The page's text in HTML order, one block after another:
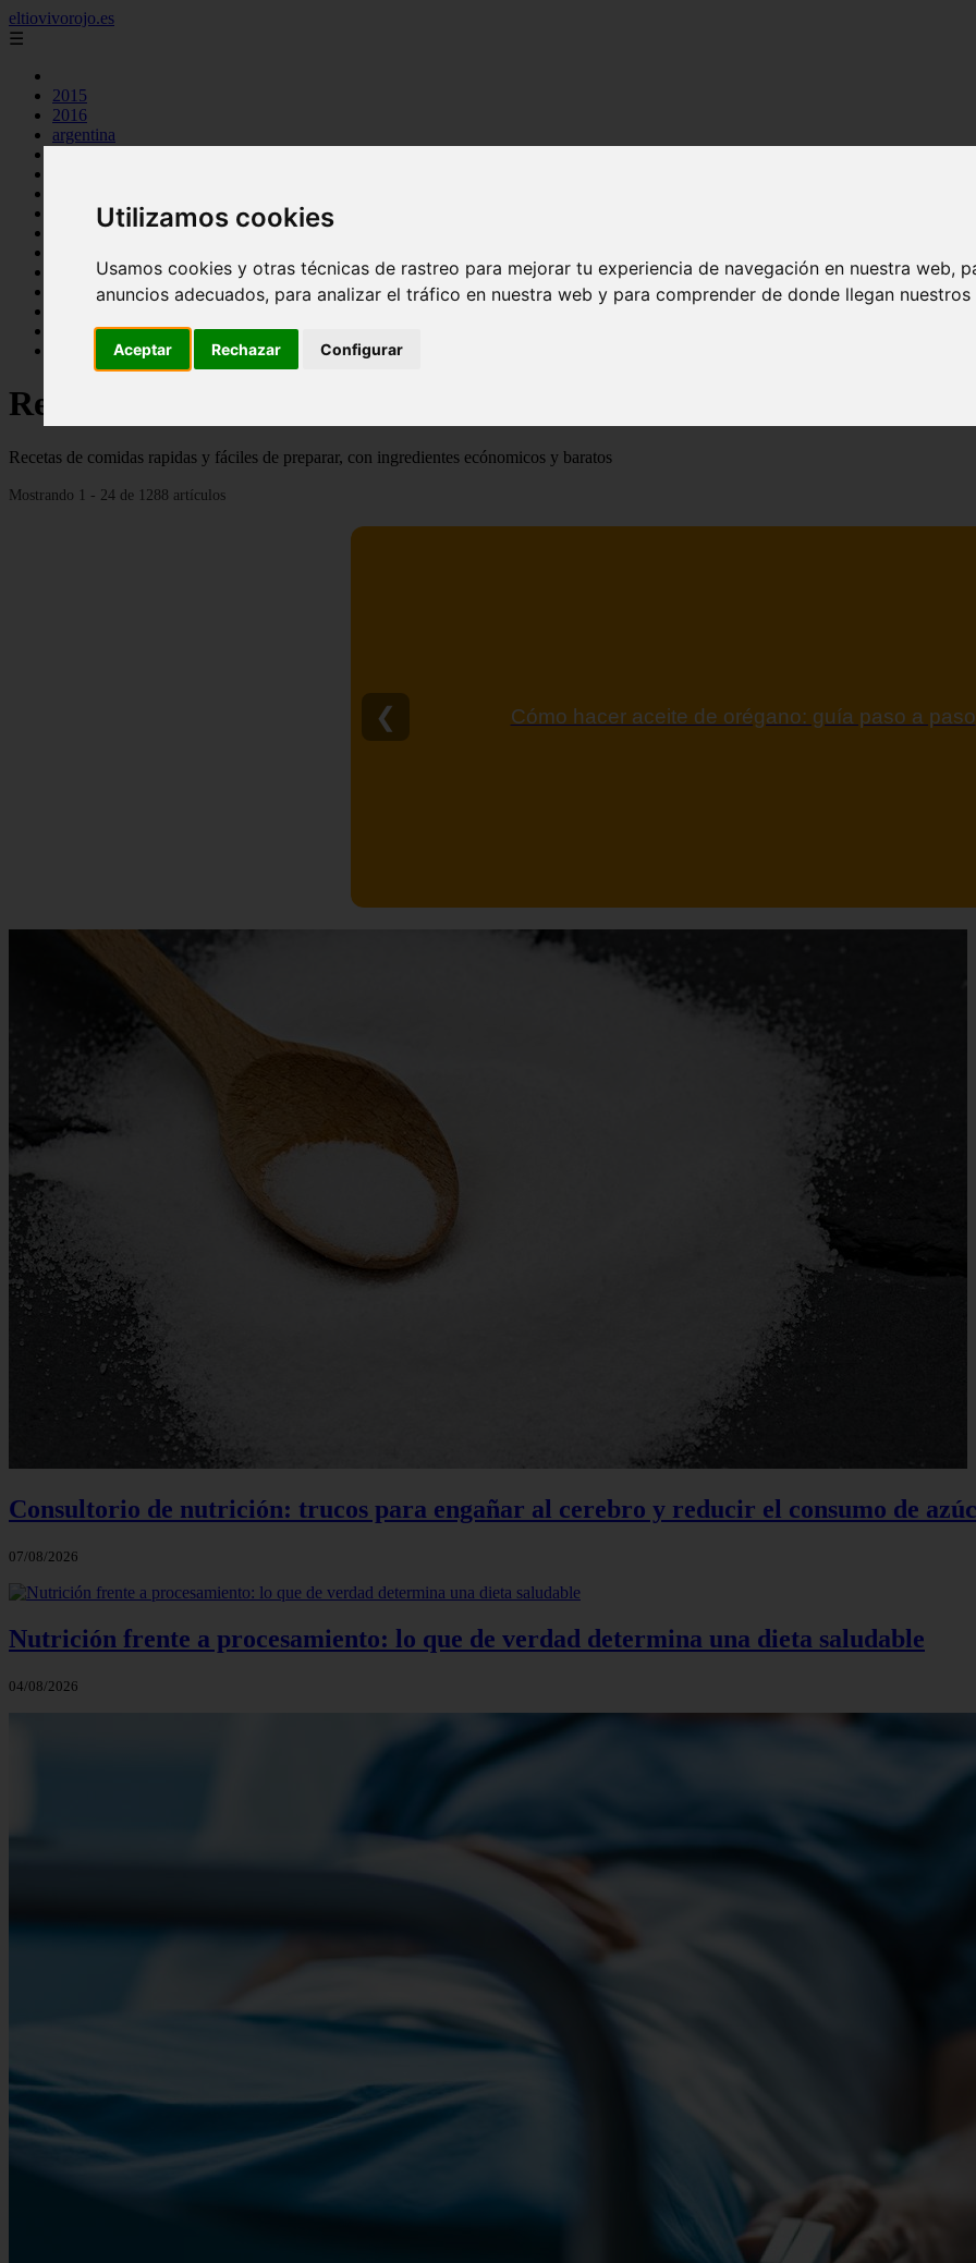
Utilizamos cookies
Usamos cookies y otras técnicas de rastreo para mejorar tu experiencia de navegación en nuestra web,
anuncios adecuados, para analizar el tráfico en nuestra web y para comprender de donde llegan
Aceptar Rechazar Configurar
eltiovivorojo.es
☰
2015
2016
argentina
huevos
mariscos
postres
producto
venezuela
Recetas faciles y rápidas
Recetas de comidas rapidas y fáciles de preparar, con ingredientes ecónomicos y baratos
Mostrando 1 - 24 de 1288 artículos
Contraindicaciones del espino amarillo: conocelas
❮
Consultorio de nutrición: trucos para engañar al cerebro y reducir el consumo de
07/08/2026
Nutrición frente a procesamiento: lo que de verdad determina una dieta saludable
04/08/2026